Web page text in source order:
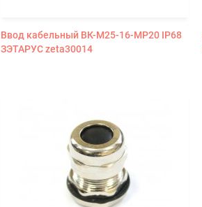
Ввод кабельный ВК-М25-16-МР20 IP68
ЗЭТАРУС zeta30014